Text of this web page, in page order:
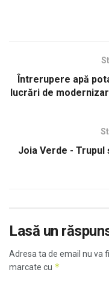
Întrerupere apă
lucrări de
Joia Verde - Trupul
Lasă un
Adresa ta de email nu va
marcate cu *